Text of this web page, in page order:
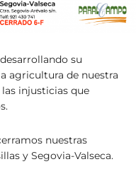
su
agricultura de nuestra
injusticias que
nuestras
y Segovia-Valseca.